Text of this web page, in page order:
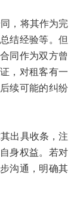
，将其作为完
结经验等。但
同作为双方曾
，对租客有一
续可能的纠纷
出具收条，注
身权益。若对
沟通，明确其